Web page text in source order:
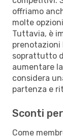
offriamo
molte
Tuttavia, è
prenotazioni
soprattutto
aumentare
considera
partenza e
Sconti
Come